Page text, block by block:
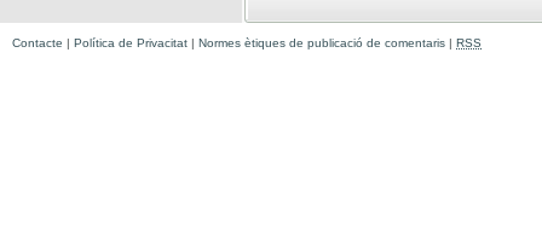
Contacte | Política de Privacitat | Normes ètiques de publicació de comentaris | RSS